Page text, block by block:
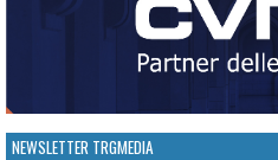
NEWSLETTER TRGMEDIA